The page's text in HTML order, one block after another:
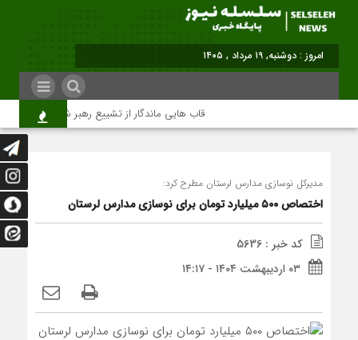
برابر با : Monday - 10 August - 2
قاب هایی ماندگار از تشییع رهبر شهید در تهران
مدیرکل نوسازی مدارس لرستان مطرح کرد:
اختصاص ۵۰۰ میلیارد تومان برای نوسازی مدارس لرستان
کد خبر : 5636
۰۳ اردیبهشت ۱۴۰۴ - ۱۴:۱۷